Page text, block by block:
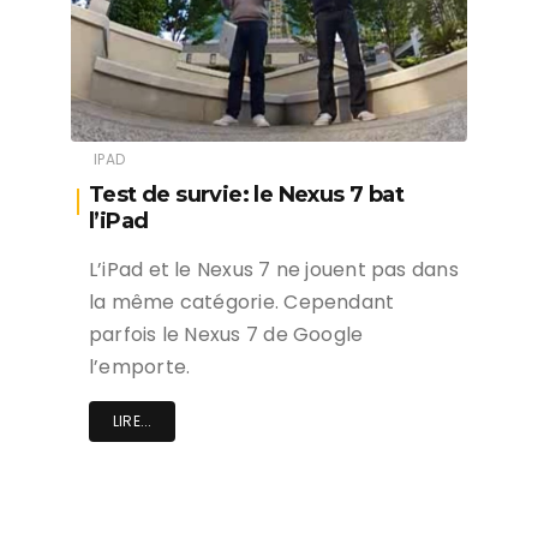
IPAD
Test de survie: le Nexus 7 bat
l’iPad
L’iPad et le Nexus 7 ne jouent pas dans
la même catégorie. Cependant
parfois le Nexus 7 de Google
l’emporte.
LIRE...